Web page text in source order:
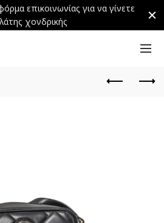
επικοινωνίας για να γίνετε
χονδρικής